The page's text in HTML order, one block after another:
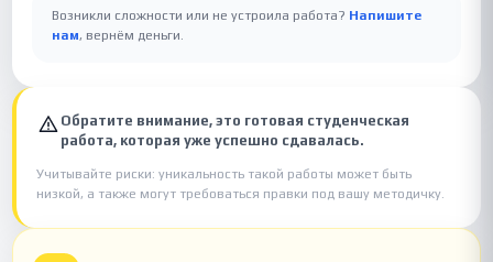
Возникли сложности или не устроила работа? Напишите
нам, вернём деньги.
Обратите внимание, это готовая студенческая
работа, которая уже успешно сдавалась.
Учитывайте риски: уникальность такой работы может быть
низкой, а также могут требоваться правки под вашу методичку.